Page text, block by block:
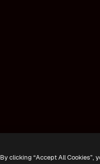
By clicking “Accept All Cookies”,